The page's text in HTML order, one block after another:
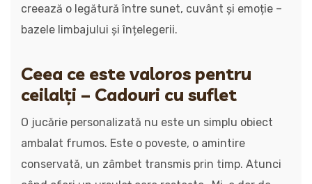
creează o legătură între sunet, cuvânt și emoție –
bazele limbajului și înțelegerii.
Ceea ce este valoros pentru
ceilalți – Cadouri cu suflet
O jucărie personalizată nu este un simplu obiect
ambalat frumos. Este o poveste, o amintire
conservată, un zâmbet transmis prin timp. Atunci